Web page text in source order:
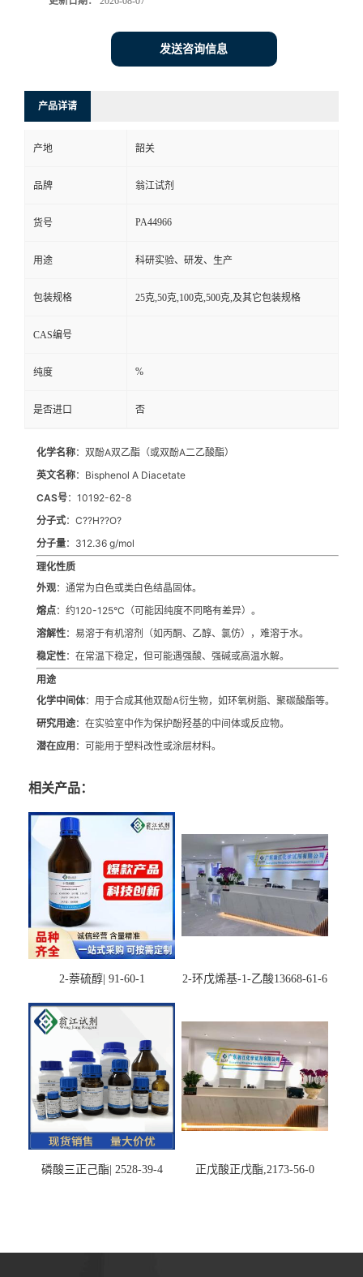
发送咨询信息
产品详请
产地 韶关
品牌 翁江试剂
货号 PA44966
用途 科研实验、研发、生产
包装规格 25克,50克,100克,500克,及其它包装规格
CAS编号
纯度 %
是否进口 否
化学名称：双酚A双乙酯（或双酚A二乙酸酯）
英文名称：Bisphenol A Diacetate
CAS号：10192-62-8
分子式：C??H??O?
分子量：312.36 g/mol
理化性质
外观：通常为白色或类白色结晶固体。
熔点：约120-125°C（可能因纯度不同略有差异）。
溶解性：易溶于有机溶剂（如丙酮、乙醇、氯仿），难溶于水。
稳定性：在常温下稳定，但可能遇强酸、强碱或高温水解。
用途
化学中间体：用于合成其他双酚A衍生物，如环氧树脂、聚碳酸酯等。
研究用途：在实验室中作为保护酚羟基的中间体或反应物。
潜在应用 ：可能用于塑料改性或涂层材料。
相关产品：
2-萘硫醇| 91-60-1 2-环戊烯基-1-乙酸13668-61-6
磷酸三正己酯| 2528-39-4 正戊酸正戊酯,2173-56-0